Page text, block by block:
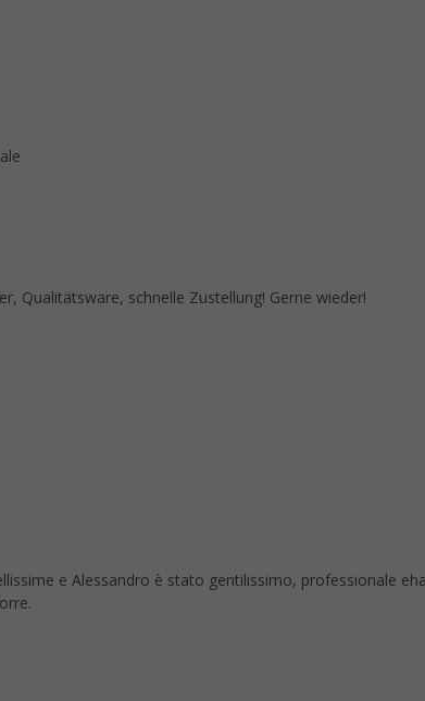
Qualitätsware, schnelle Zustellung! Gerne wieder!
e Alessandro è stato gentilissimo, professionale